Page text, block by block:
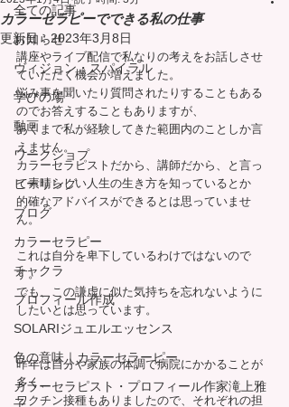
全ての記事
お知らせ
ヴィジョン・スパイラル
学びの場
動画
ワークショプ
ヒーリング
ブログ
カラーセラピー
チャクラ
プロフィール作成
SOLARIジュエルエッセンス
色の意味｜カラーセラーピー
カラーセラピスト・プロフィール作家滝上雅
カラーセラピーでできる私の仕事
更新日：2023年3月8日
講座やライブ配信で私なりの考えをお話しさせ
ていただく機会が増えました。
悩み事を聞いたり質問されたりすることもある
のでお答えすることもありますが、
あくまで私が経験してきた範囲内のことしか言
えません。
カラーセラピストだから、講師だから、と言っ
て素晴らしい人生の生き方を知っているとか
的確なアドバイスができるとは思っていませ
ん。
これは自分を卑下しているわけではないので
す。
でも、この謙虚に似た気持ちを忘れないように
したいとは思っています。
昨年は自分や家族の体調で病院にかかることが
多く、
ワクチン接種もありましたので、それぞれの担